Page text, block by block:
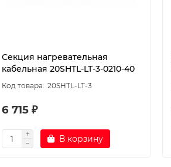
Секция нагревательная
кабельная 20SHTL-LT-3-0210-40
20SHTL-LT-3
6 715 ₽
В корзину